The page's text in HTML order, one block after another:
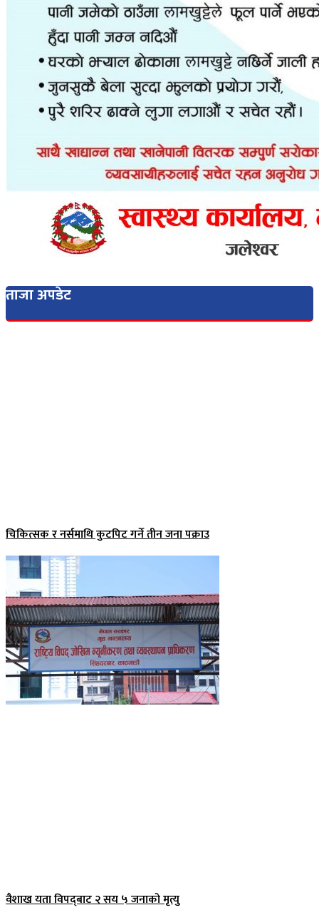
ताजा अपडेट
चिकित्सक र नर्समाथि कुटपिट गर्ने तीन जना पक्राउ
वैशाख यता विपद्‌बाट २ सय ५ जनाको मृत्यु